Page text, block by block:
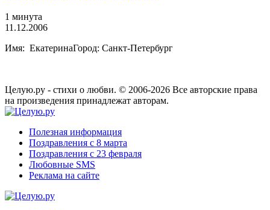
1 минута
11.12.2006
Имя: ЕкатеринаГород: Санкт-Петербург
Целую.ру - стихи о любви. © 2006-2026 Все авторские права
на произведения принадлежат авторам.
Полезная информация
Поздравления с 8 марта
Поздравления с 23 февраля
Любовные SMS
Реклама на сайте